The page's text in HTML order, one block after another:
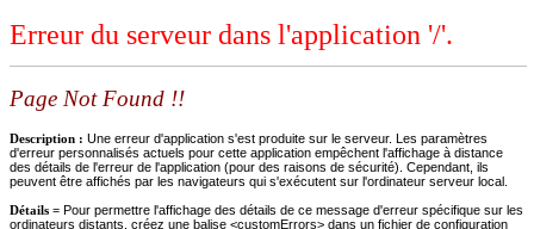
Erreur du serveur dans l'application '/'.
Page Not Found !!
Description : Une erreur d'application s'est produite sur le serveur. Les paramètres
d'erreur personnalisés actuels pour cette application empêchent l'affichage à distance
des détails de l'erreur de l'application (pour des raisons de sécurité). Cependant, ils
peuvent être affichés par les navigateurs qui s'exécutent sur l'ordinateur serveur local.
Détails = Pour permettre l'affichage des détails de ce message d'erreur spécifique sur les
ordinateurs distants, créez une balise <customErrors> dans un fichier de configuration